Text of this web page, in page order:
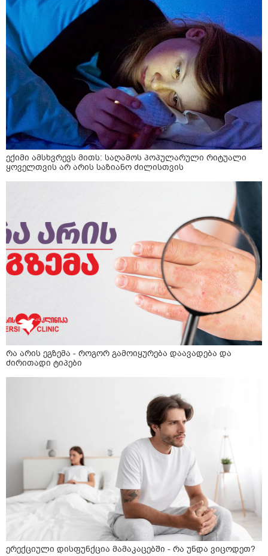
ექიმი ამსხვრევს მითს: საღამოს პოპულარული რიტუალი
ყოველთვის არ არის საზიანო ძილისთვის
რა არის ეგზემა - როგორ გამოიყურება დაავადება და
ძირითადი ტიპები
ერექციული დისფუნქცია მამაკაცებში - რა უნდა ვიცოდეთ?